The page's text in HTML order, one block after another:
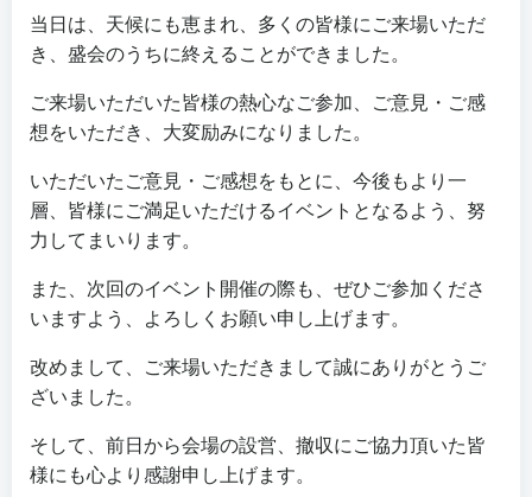
当日は、天候にも恵まれ、多くの皆様にご来場いただ
き、盛会のうちに終えることができました。
ご来場いただいた皆様の熱心なご参加、ご意見・ご感
想をいただき、大変励みになりました。
いただいたご意見・ご感想をもとに、今後もより一
層、皆様にご満足いただけるイベントとなるよう、努
力してまいります。
また、次回のイベント開催の際も、ぜひご参加くださ
いますよう、よろしくお願い申し上げます。
改めまして、ご来場いただきまして誠にありがとうご
ざいました。
そして、前日から会場の設営、撤収にご協力頂いた皆
様にも心より感謝申し上げます。